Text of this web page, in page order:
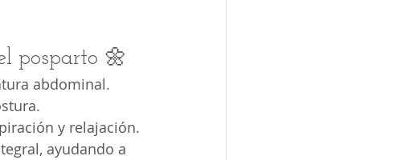
posparto 🌼
abdominal.
y relajación.
ayudando a